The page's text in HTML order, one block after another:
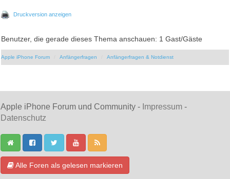
Druckversion anzeigen
Benutzer, die gerade dieses Thema anschauen: 1 Gast/Gäste
Apple iPhone Forum Anfängerfragen Anfängerfragen & Notdienst
Apple iPhone Forum und Community - Impressum -
Datenschutz
Alle Foren als gelesen markieren